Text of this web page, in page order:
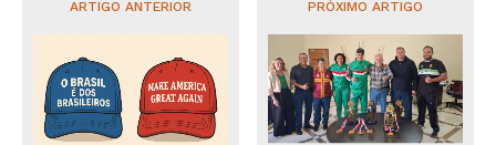
ARTIGO ANTERIOR PRÓXIMO ARTIGO